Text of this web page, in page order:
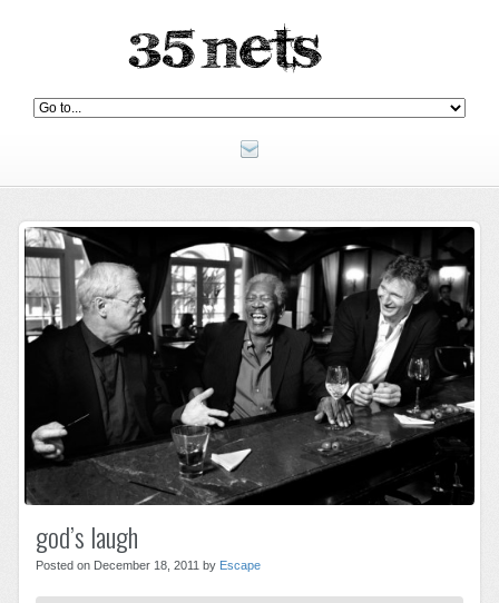
god’s laugh
Posted on December 18, 2011 by Escape